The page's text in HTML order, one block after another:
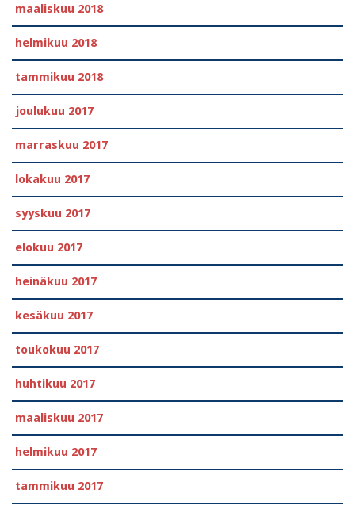
maaliskuu 2018
helmikuu 2018
tammikuu 2018
joulukuu 2017
marraskuu 2017
lokakuu 2017
syyskuu 2017
elokuu 2017
heinäkuu 2017
kesäkuu 2017
toukokuu 2017
huhtikuu 2017
maaliskuu 2017
helmikuu 2017
tammikuu 2017